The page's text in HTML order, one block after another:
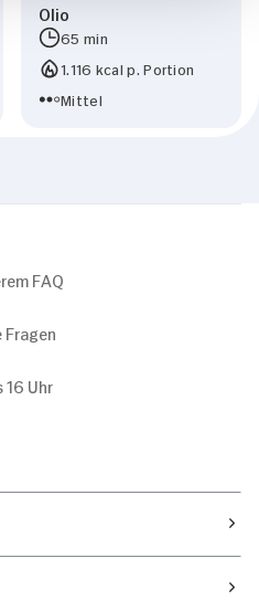
Olio
65 min
1.116 kcal p. Portion
Mittel
FAQ
16 Uhr